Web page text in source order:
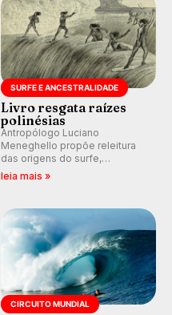
SURFE E ANCESTRALIDADE
Livro resgata raízes
polinésias
Antropólogo Luciano
Meneghello propõe releitura
das origens do surfe,
resgatando a cultura polinésia
prática em esporte e indústria.
leia mais »
CIRCUITO MUNDIAL